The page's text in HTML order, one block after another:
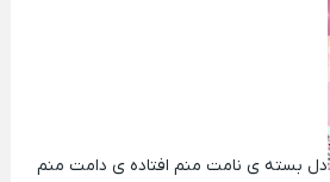
دل بسته ی نامت منم افتاده ی دامت منم